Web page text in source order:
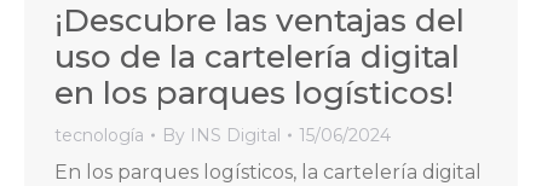
¡Descubre las ventajas del
uso de la cartelería digital
en los parques logísticos!
tecnología By INS Digital 15/06/2024
En los parques logísticos, la cartelería digital